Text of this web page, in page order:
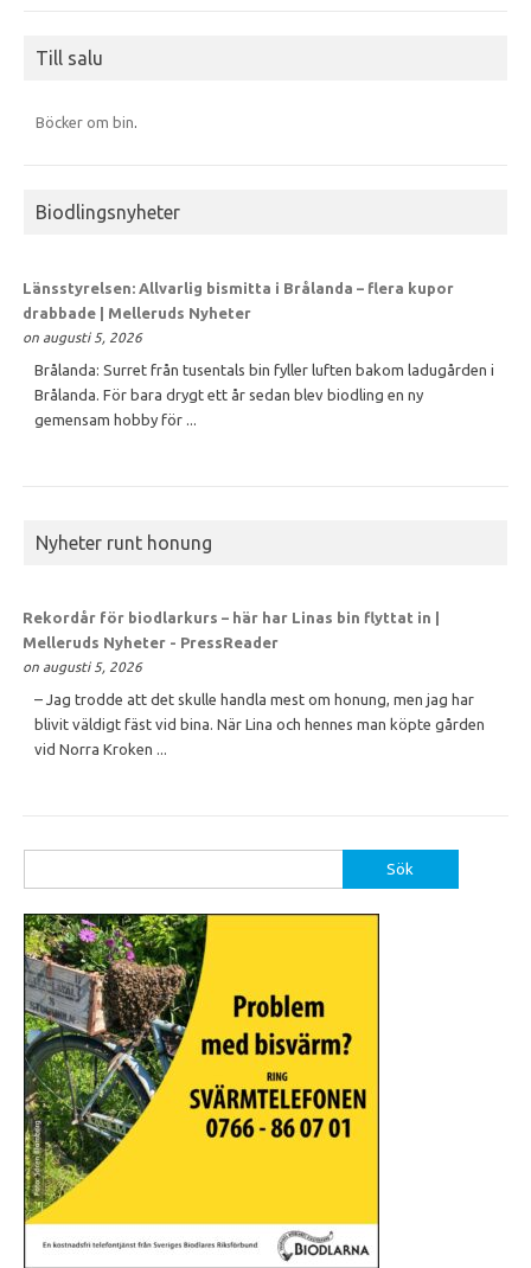
Till salu
Böcker om bin.
Biodlingsnyheter
Länsstyrelsen: Allvarlig bismitta i Brålanda – flera kupor
drabbade | Melleruds Nyheter
on augusti 5, 2026
Brålanda: Surret från tusentals bin fyller luften bakom ladugården i
Brålanda. För bara drygt ett år sedan blev biodling en ny
gemensam hobby för ...
Nyheter runt honung
Rekordår för biodlarkurs – här har Linas bin flyttat in |
Melleruds Nyheter - PressReader
on augusti 5, 2026
– Jag trodde att det skulle handla mest om honung, men jag har
blivit väldigt fäst vid bina. När Lina och hennes man köpte gården
vid Norra Kroken ...
efter: